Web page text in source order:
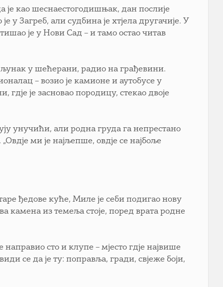
је као шеснаестогодишњак, дан послије
у Загреб, али судбина је хтјела другачије. У
је у Нови Сад – и тамо остао читав
у шећерани, радио на грађевини.
– возио је камионе и аутобусе у
је засновао породицу, стекао двоје
унучићи, али родна груда га непрестано
ми је најљепше, овдје се најбоље
ђедове куће, Миле је себи подигао нову
камена из темеља стоје, поред врата родне
сто и клупе – мјесто гдје највише
се да је ту: поправља, гради, свјеже боји,